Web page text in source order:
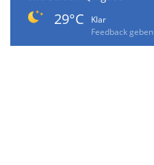
29°C
Klar
Feedback geben